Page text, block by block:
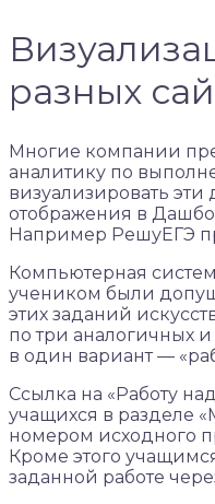
разных
Многие компании
аналитику по
визуализировать
отображения в
Например РешуЕГЭ
Компьютерная
учеником были
этих заданий
по три аналогичных
в один вариант —
Ссылка на «Работу
учащихся в разделе
номером исходного
Кроме этого
заданной работе